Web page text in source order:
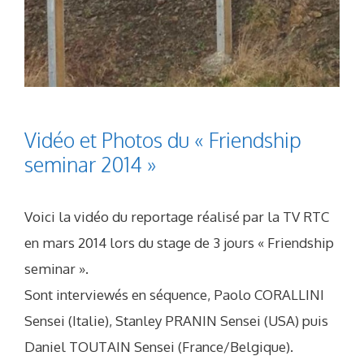
Vidéo et Photos du « Friendship
seminar 2014 »
Voici la vidéo du reportage réalisé par la TV RTC
en mars 2014 lors du stage de 3 jours « Friendship
seminar ».
Sont interviewés en séquence, Paolo CORALLINI
Sensei (Italie), Stanley PRANIN Sensei (USA) puis
Daniel TOUTAIN Sensei (France/Belgique).